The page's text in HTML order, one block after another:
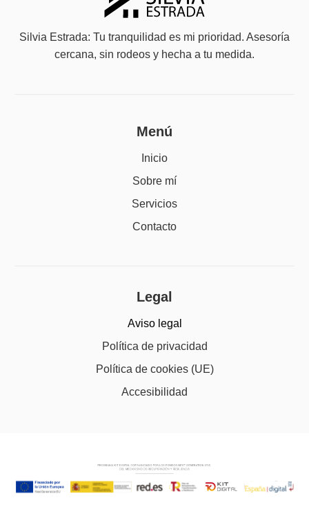
Silvia Estrada: Tu tranquilidad es mi prioridad. Asesoría
cercana, sin rodeos y hecha a tu medida.
Menú
Inicio
Sobre mí
Servicios
Contacto
Legal
Aviso legal
Política de privacidad
Política de cookies (UE)
Accesibilidad